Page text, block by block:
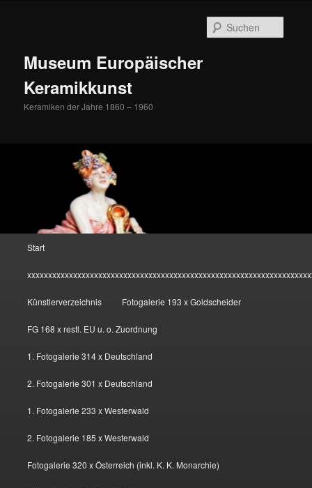
Museum Europäischer
Keramikkunst
Keramiken der Jahre 1860 – 1960
Start
Künstlerverzeichnis Fotogalerie 193 x Goldscheider
FG 168 x restl. EU u. o. Zuordnung
1. Fotogalerie 314 x Deutschland
2. Fotogalerie 301 x Deutschland
1. Fotogalerie 233 x Westerwald
2. Fotogalerie 185 x Westerwald
Fotogalerie 320 x Österreich (inkl. K. K. Monarchie)